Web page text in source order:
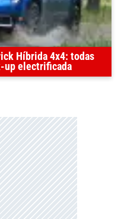
Híbrida 4x4: todas
up electrificada